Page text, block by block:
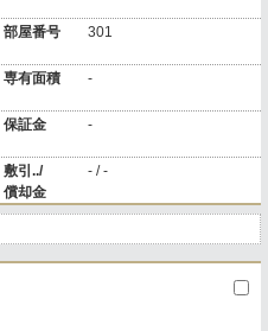
部屋番号 301
専有面積 -
保証金 -
敷引../
償却金
- / -